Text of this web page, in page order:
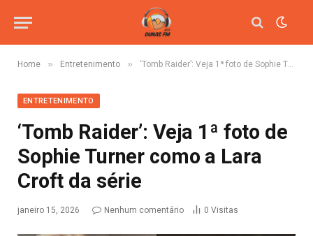
Home » Entretenimento » ‘Tomb Raider’: Veja 1ª foto de Sophie Turner como a Lara Croft da série
ENTRETENIMENTO
‘Tomb Raider’: Veja 1ª foto de
Sophie Turner como a Lara
Croft da série
janeiro 15, 2026 Nenhum comentário 0 Visitas